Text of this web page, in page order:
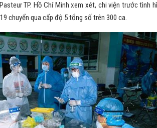
TP. Hồ Chí Minh xem xét, chi viện trước tình
chuyển qua cấp độ 5 tổng số trên 300 ca.